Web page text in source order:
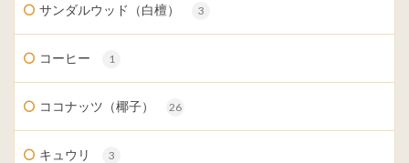
サンダルウッド（白檀） 3
コーヒー 1
ココナッツ（椰子） 26
キュウリ 3